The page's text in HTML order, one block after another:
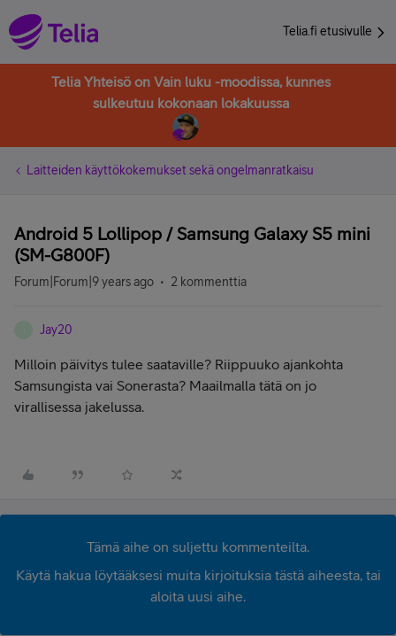
Telia.fi etusivulle
Telia Yhteisö on Vain luku -moodissa, kunnes
sulkeutuu kokonaan lokakuussa
Laitteiden käyttökokemukset sekä ongelmanratkaisu
Android 5 Lollipop / Samsung Galaxy S5 mini
(SM-G800F)
Forum|Forum|9 years ago 2 kommenttia
Jay20
Milloin päivitys tulee saataville? Riippuuko ajankohta
Samsungista vai Sonerasta? Maailmalla tätä on jo
virallisessa jakelussa.
Tämä aihe on suljettu kommenteilta.
Käytä hakua löytääksesi muita kirjoituksia tästä aiheesta, tai
aloita uusi aihe.